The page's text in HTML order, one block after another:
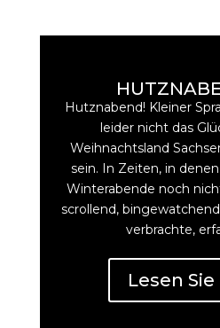
Hutznabend! Kleiner
leider nicht das
Weihnachtsland
sein. In Zeiten, in
Winterabende noch
scrollend,
verbrachte,
Lesen